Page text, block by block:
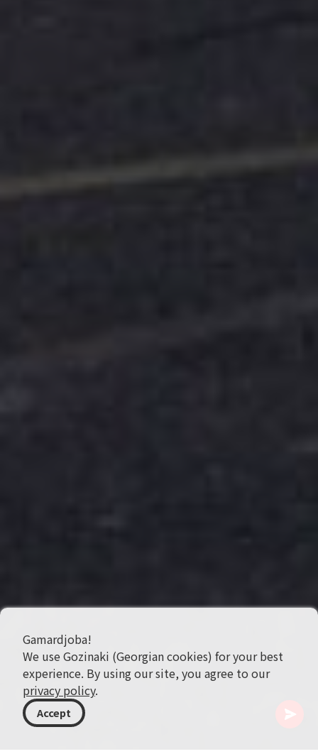
Gamardjoba!
We use Gozinaki (Georgian cookies) for your best
experience. By using our site, you agree to our
privacy policy.
Accept